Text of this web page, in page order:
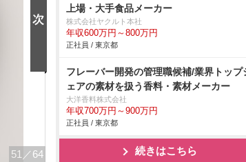
51 ／64
上場・大手食品メーカー
株式会社ヤクルト本社
年収600万円～800万円
正社員 / 東京都
フレーバー開発の管理職候補/業界トップ
ェアの素材を扱う香料・素材メーカー
大洋香料株式会社
年収700万円～900万円
正社員 / 東京都
続きはこちら